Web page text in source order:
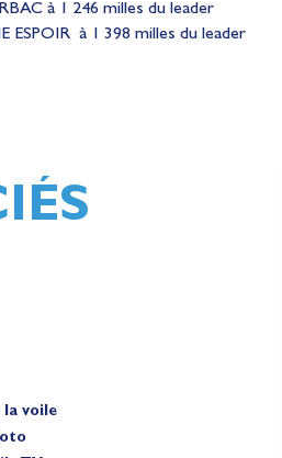
à 1 246 milles du leader
ESPOIR à 1 398 milles du leader
la voile